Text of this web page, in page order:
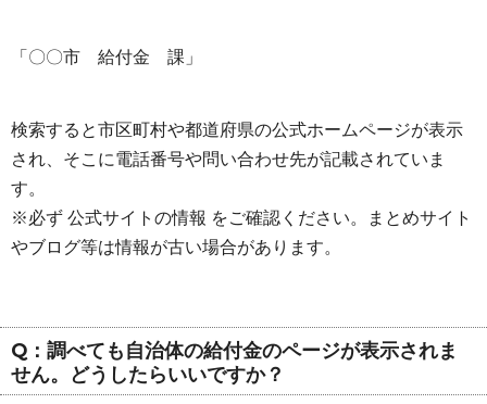
「〇〇市 給付金 課」
検索すると市区町村や都道府県の公式ホームページが表示
され、そこに電話番号や問い合わせ先が記載されていま
す。
※必ず 公式サイトの情報 をご確認ください。まとめサイト
やブログ等は情報が古い場合があります。
Q：調べても自治体の給付金のページが表示されま
せん。どうしたらいいですか？